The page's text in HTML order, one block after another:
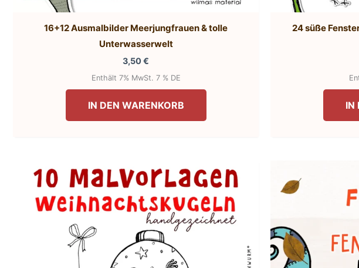
16+12 Ausmalbilder Meerjungfrauen & tolle
Unterwasserwelt
3,50€
Enthält 7% MwSt. 7 % DE
IN DEN WARENKORB
24 süße
IN